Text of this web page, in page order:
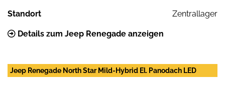
Standort Zentrallager
Details zum Jeep Renegade anzeigen
Jeep Renegade North Star Mild-Hybrid El. Panodach LED